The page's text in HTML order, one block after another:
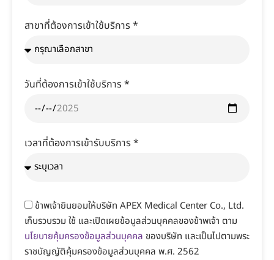
สาขาที่ต้องการเข้าใช้บริการ *
วันที่ต้องการเข้าใช้บริการ *
เวลาที่ต้องการเข้ารับบริการ *
ข้าพเจ้ายินยอมให้บริษัท APEX Medical Center Co., Ltd.
เก็บรวบรวม ใช้ และเปิดเผยข้อมูลส่วนบุคคลของข้าพเจ้า ตาม
นโยบายคุ้มครองข้อมูลส่วนบุคคล ของบริษัท และเป็นไปตามพระ
ราชบัญญัติคุ้มครองข้อมูลส่วนบุคคล พ.ศ. 2562